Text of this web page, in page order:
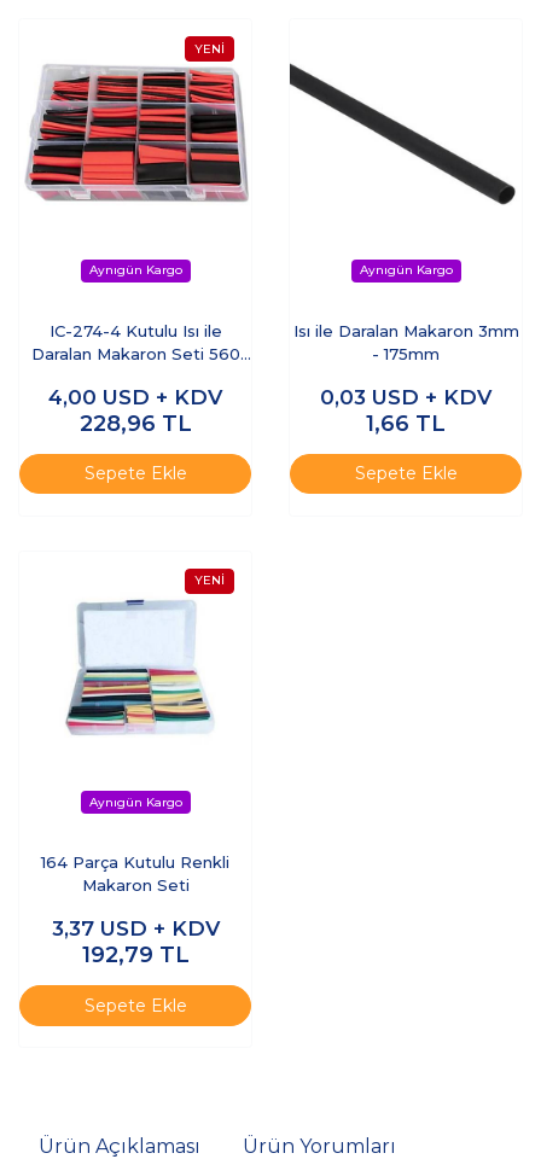
IC-274-4 Kutulu Isı ile
Daralan Makaron Seti 560
4,00 USD + KDV
228,96 TL
Sepete Ekle
Isı ile Daralan Makaron 3mm
- 175mm
0,03 USD + KDV
1,66 TL
Sepete Ekle
164 Parça Kutulu Renkli
Makaron Seti
3,37 USD + KDV
192,79 TL
Sepete Ekle
Ürün Açıklaması Ürün Yorumları